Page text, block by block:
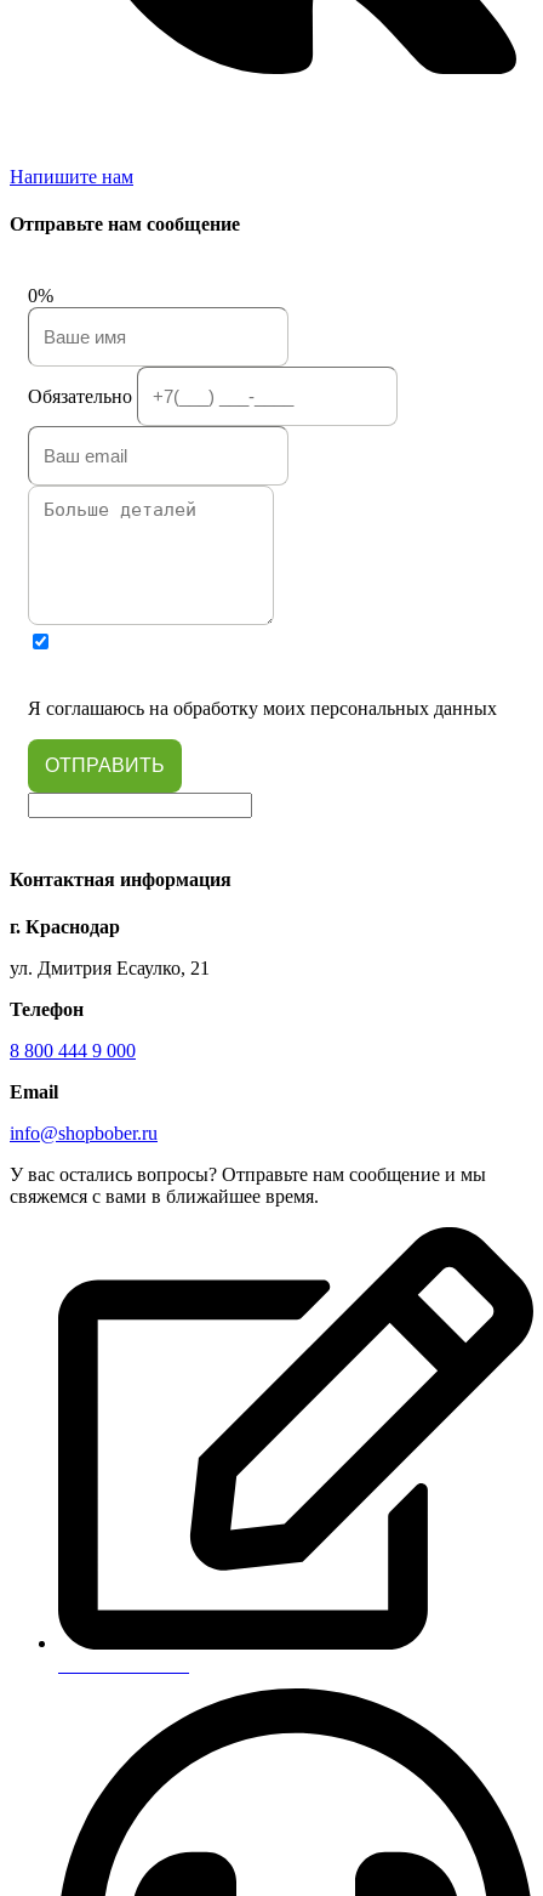
Напишите нам
Отправьте нам сообщение
0%
Обязательно
Я соглашаюсь на обработку моих персональных данных
ОТПРАВИТЬ
Контактная информация
г. Краснодар
ул. Дмитрия Есаулко, 21
Телефон
8 800 444 9 000
Email
info@shopbober.ru
У вас остались вопросы? Отправьте нам сообщение и мы
свяжемся с вами в ближайшее время.